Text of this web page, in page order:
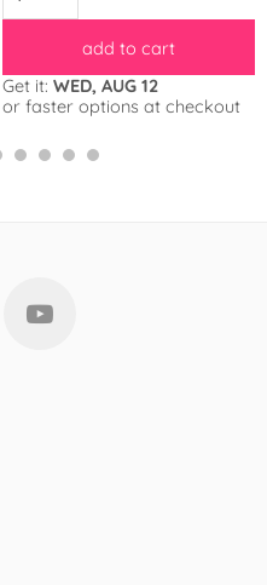
add to cart
Get it: WED, AUG 12
or faster options at checkout